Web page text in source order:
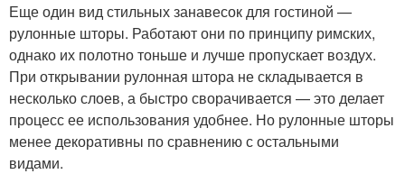
Еще один вид стильных занавесок для гостиной —
рулонные шторы. Работают они по принципу римских,
однако их полотно тоньше и лучше пропускает воздух.
При открывании рулонная штора не складывается в
несколько слоев, а быстро сворачивается — это делает
процесс ее использования удобнее. Но рулонные шторы
менее декоративны по сравнению с остальными
видами.